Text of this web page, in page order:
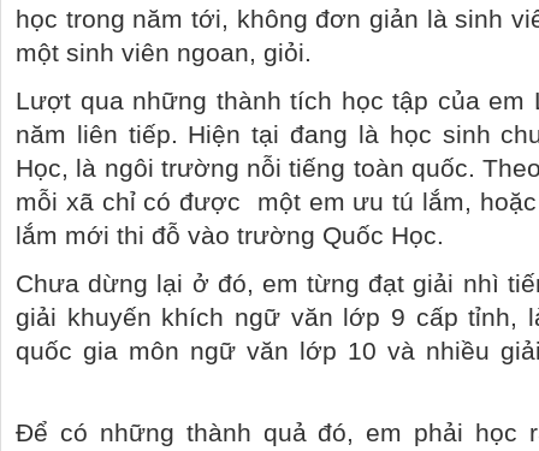
học trong năm tới, không đơn giản là sinh
một sinh viên ngoan, giỏi.
Lượt qua những thành tích học tập của em
năm liên tiếp. Hiện tại đang là học sinh
Học, là ngôi trường nỗi tiếng toàn quốc.
mỗi xã chỉ có được
một em ưu tú lắm,
lắm mới thi đỗ vào trường Quốc Học.
Chưa dừng lại ở đó, em từng đạt giải nhì
giải khuyến khích ngữ văn lớp 9 cấp tỉnh,
quốc gia môn ngữ văn lớp 10 và nhiều
Để có những thành quả đó, em phải học